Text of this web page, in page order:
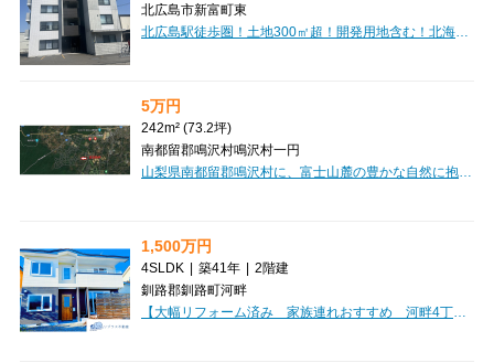
北広島市新富町東
5万円
242m² (73.2坪)
南都留郡鳴沢村鳴沢村一円
1,500万円
4SLDK | 築41年 | 2階建
釧路郡釧路町河畔